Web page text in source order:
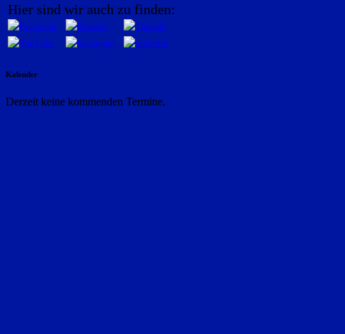
Hier sind wir auch zu finden:
Kalender
Derzeit keine kommenden Termine.